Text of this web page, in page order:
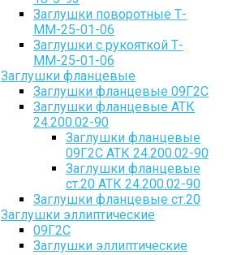
Заглушки поворотные Т-
ММ-25-01-06
Заглушки с рукояткой Т-
ММ-25-01-06
Заглушки фланцевые
Заглушки фланцевые 09Г2С
Заглушки фланцевые АТК
24.200.02-90
Заглушки фланцевые
09Г2С АТК 24.200.02-90
Заглушки фланцевые
ст.20 АТК 24.200.02-90
Заглушки фланцевые ст.20
Заглушки эллиптические
09Г2С
Заглушки эллиптические